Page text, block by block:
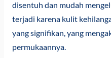
disentuh dan mudah
terjadi karena kulit
yang signifikan, yang
permukaannya.